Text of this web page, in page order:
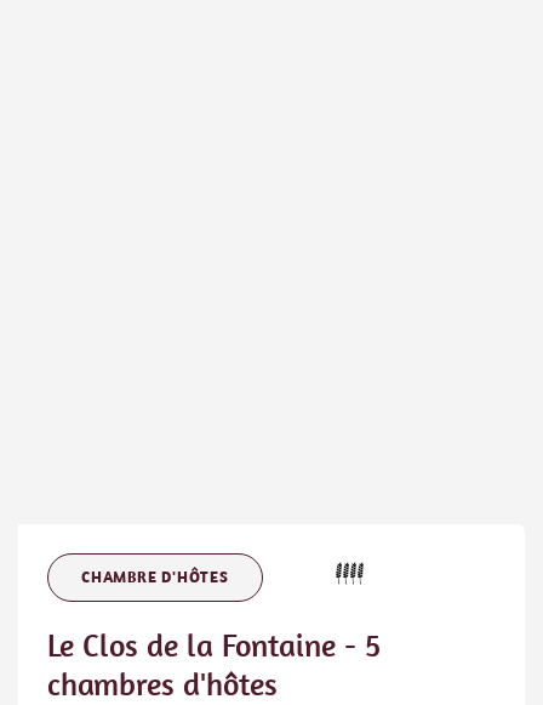
CHAMBRE D'HÔTES
Le Clos de la Fontaine - 5
chambres d'hôtes